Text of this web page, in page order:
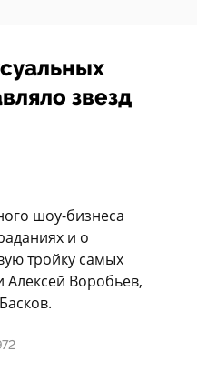
звезд
шоу-бизнеса
и о
тройку самых
Воробьев,